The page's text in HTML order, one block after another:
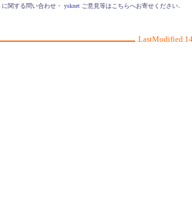
に関する問い合わせ・ ysknet ご意見等はこちらへお寄せください.
LastModified